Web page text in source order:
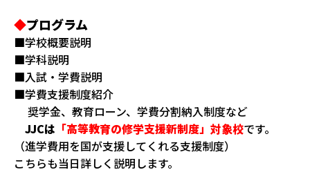
◆プログラム
■学校概要説明
■学科説明
■入試・学費説明
■学費支援制度紹介
奨学金、教育ローン、学費分割納入制度など
JJCは 「高等教育の修学支援新制度」対象校です。
（進学費用を国が支援してくれる支援制度）
こちらも当日詳しく説明します。